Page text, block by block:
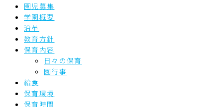
園児募集
学園概要
沿革
教育方針
保育内容
日々の保育
園行事
給食
保育環境
保育時間